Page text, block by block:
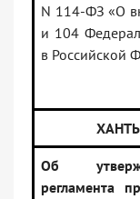
N 114-ФЗ «О
и 104
в Российской
Об
регламента